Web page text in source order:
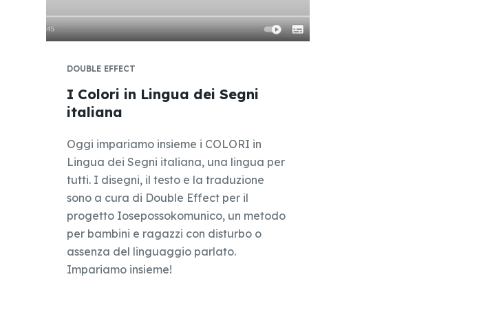
DOUBLE EFFECT
I Colori in Lingua dei Segni
italiana
Oggi impariamo insieme i COLORI in
Lingua dei Segni italiana, una lingua per
tutti. I disegni, il testo e la traduzione
sono a cura di Double Effect per il
progetto Iosepossokomunico, un metodo
per bambini e ragazzi con disturbo o
assenza del linguaggio parlato.
Impariamo insieme!